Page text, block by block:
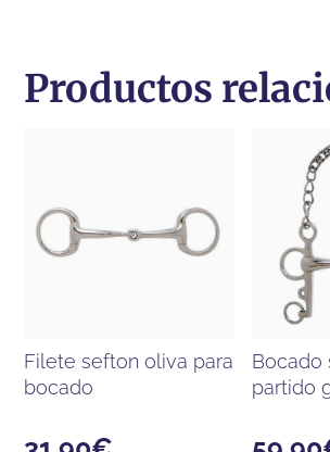
Productos
filete sefton oliva para
bocado
bocado sefton pelham
partido